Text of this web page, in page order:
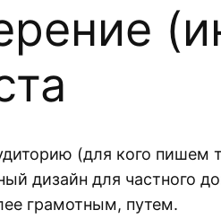
(для кого пишем
дизайн для частного
грамотным, путем.